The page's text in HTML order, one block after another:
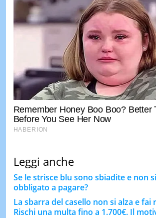
Leggi anche
Se le strisce blu sono sbiadite e non
obbligato a pagare?
La sbarra del casello non si alza e fai
Rischi una multa fino a 1.700€. Il